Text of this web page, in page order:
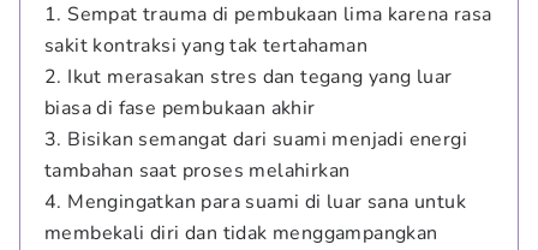
1. Sempat trauma di pembukaan lima karena rasa
sakit kontraksi yang tak tertahaman
2. Ikut merasakan stres dan tegang yang luar
biasa di fase pembukaan akhir
3. Bisikan semangat dari suami menjadi energi
tambahan saat proses melahirkan
4. Mengingatkan para suami di luar sana untuk
membekali diri dan tidak menggampangkan